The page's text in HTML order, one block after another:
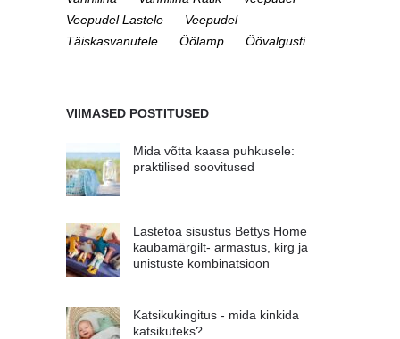
Veepudel Lastele
Veepudel
Täiskasvanutele
Öölamp Öövalgusti
VIIMASED POSTITUSED
Mida võtta kaasa puhkusele:
praktilised soovitused
Lastetoa sisustus Bettys Home
kaubamärgilt- armastus, kirg ja
unistuste kombinatsioon
Katsikukingitus - mida kinkida
katsikuteks?